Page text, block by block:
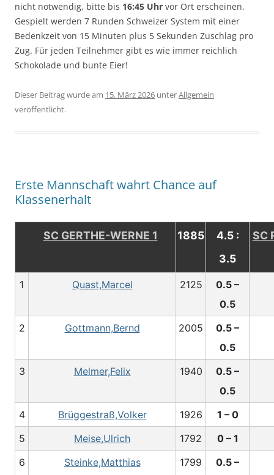
nicht notwendig, bitte bis 16:45 Uhr vor Ort erscheinen.
Gespielt werden 7 Runden Schweizer System mit einer
Bedenkzeit von 15 Minuten plus 5 Sekunden Zuschlag pro
Zug. Für jeden Teilnehmer gibt es wie immer reichlich
Schokolade und bunte Eier!
Dieser Beitrag wurde am 15. März 2026 unterAllgemein
veröffentlicht.
Erste Mannschaft wahrt Chance auf
Klassenerhalt
SC GERTHE-WERNE 1 1885
4.5 :
3.5
SC
1 Quast,Marcel 2125
0.5 –
0.5
2
Gottmann,Bernd 2005
0.5 –
0.5
3
Melmer,Felix 1940
0.5 –
0.5
4
Brüggestraß,Volker 1926
1 – 0
5
Meise,Ulrich 1792
0 – 1
6
Steinke,Matthias 1799 0.5 –